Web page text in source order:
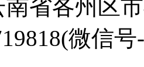
省各州区
微信